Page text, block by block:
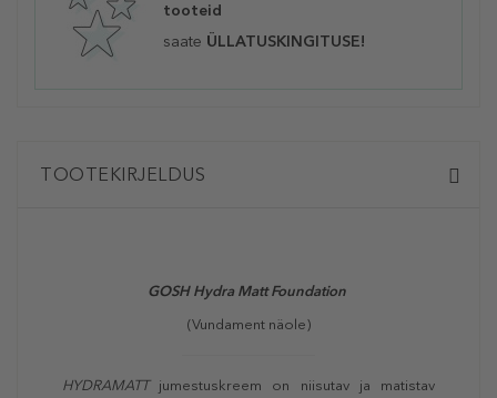
tooteid
saate ÜLLATUSKINGITUSE!
TOOTEKIRJELDUS
GOSH Hydra Matt Foundation
(Vundament näole)
HYDRAMATTjumestuskreem on niisutav ja matistav